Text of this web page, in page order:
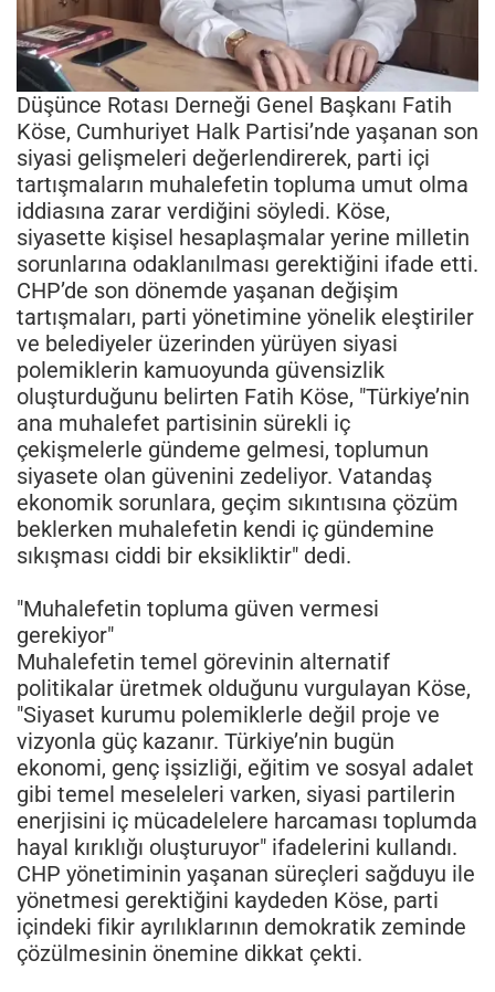
Düşünce Rotası Derneği Genel Başkanı Fatih
Köse, Cumhuriyet Halk Partisi’nde yaşanan son
siyasi gelişmeleri değerlendirerek, parti içi
tartışmaların muhalefetin topluma umut olma
iddiasına zarar verdiğini söyledi. Köse,
siyasette kişisel hesaplaşmalar yerine milletin
sorunlarına odaklanılması gerektiğini ifade etti.
CHP’de son dönemde yaşanan değişim
tartışmaları, parti yönetimine yönelik eleştiriler
ve belediyeler üzerinden yürüyen siyasi
polemiklerin kamuoyunda güvensizlik
oluşturduğunu belirten Fatih Köse, "Türkiye’nin
ana muhalefet partisinin sürekli iç
çekişmelerle gündeme gelmesi, toplumun
siyasete olan güvenini zedeliyor. Vatandaş
ekonomik sorunlara, geçim sıkıntısına çözüm
beklerken muhalefetin kendi iç gündemine
sıkışması ciddi bir eksikliktir" dedi.
"Muhalefetin topluma güven vermesi
gerekiyor"
Muhalefetin temel görevinin alternatif
politikalar üretmek olduğunu vurgulayan Köse,
"Siyaset kurumu polemiklerle değil proje ve
vizyonla güç kazanır. Türkiye’nin bugün
ekonomi, genç işsizliği, eğitim ve sosyal adalet
gibi temel meseleleri varken, siyasi partilerin
enerjisini iç mücadelelere harcaması toplumda
hayal kırıklığı oluşturuyor" ifadelerini kullandı.
CHP yönetiminin yaşanan süreçleri sağduyu ile
yönetmesi gerektiğini kaydeden Köse, parti
içindeki fikir ayrılıklarının demokratik zeminde
çözülmesinin önemine dikkat çekti.